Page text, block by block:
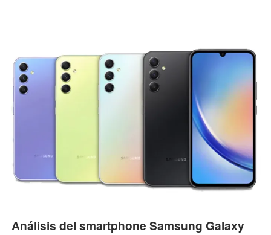
Análisis del smartphone Samsung Galaxy